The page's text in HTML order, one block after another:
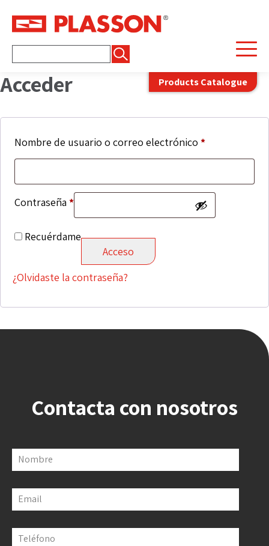
Products Catalogue
Acceder
Nombre de usuario o correo electrónico *Obligatorio
Contraseña *Obligatorio
Recuérdame
Acceso
¿Olvidaste la contraseña?
Contacta con nosotros
Nombre
Email
Teléfono